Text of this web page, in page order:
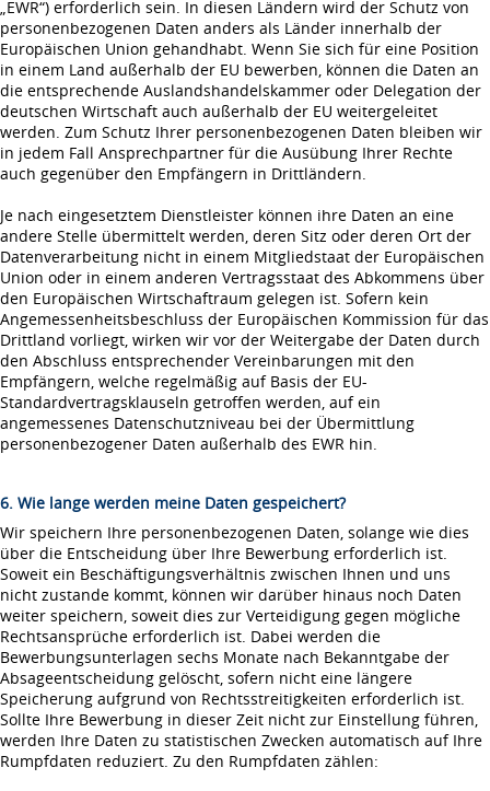
„EWR“) erforderlich sein. In diesen Ländern wird der Schutz von
personenbezogenen Daten anders als Länder innerhalb der
Europäischen Union gehandhabt. Wenn Sie sich für eine Position
in einem Land außerhalb der EU bewerben, können die Daten an
die entsprechende Auslandshandelskammer oder Delegation der
deutschen Wirtschaft auch außerhalb der EU weitergeleitet
werden. Zum Schutz Ihrer personenbezogenen Daten bleiben wir
in jedem Fall Ansprechpartner für die Ausübung Ihrer Rechte
auch gegenüber den Empfängern in Drittländern.
Je nach eingesetztem Dienstleister können ihre Daten an eine
andere Stelle übermittelt werden, deren Sitz oder deren Ort der
Datenverarbeitung nicht in einem Mitgliedstaat der Europäischen
Union oder in einem anderen Vertragsstaat des Abkommens über
den Europäischen Wirtschaftraum gelegen ist. Sofern kein
Angemessenheitsbeschluss der Europäischen Kommission für das
Drittland vorliegt, wirken wir vor der Weitergabe der Daten durch
den Abschluss entsprechender Vereinbarungen mit den
Empfängern, welche regelmäßig auf Basis der EU-
Standardvertragsklauseln getroffen werden, auf ein
angemessenes Datenschutzniveau bei der Übermittlung
personenbezogener Daten außerhalb des EWR hin.
6. Wie lange werden meine Daten gespeichert?
Wir speichern Ihre personenbezogenen Daten, solange wie dies
über die Entscheidung über Ihre Bewerbung erforderlich ist.
Soweit ein Beschäftigungsverhältnis zwischen Ihnen und uns
nicht zustande kommt, können wir darüber hinaus noch Daten
weiter speichern, soweit dies zur Verteidigung gegen mögliche
Rechtsansprüche erforderlich ist. Dabei werden die
Bewerbungsunterlagen sechs Monate nach Bekanntgabe der
Absageentscheidung gelöscht, sofern nicht eine längere
Speicherung aufgrund von Rechtsstreitigkeiten erforderlich ist.
Sollte Ihre Bewerbung in dieser Zeit nicht zur Einstellung führen,
werden Ihre Daten zu statistischen Zwecken automatisch auf Ihre
Rumpfdaten reduziert. Zu den Rumpfdaten zählen: